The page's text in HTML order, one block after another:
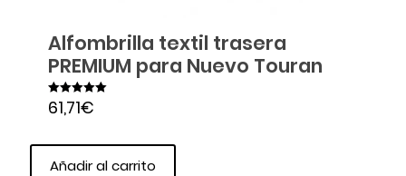
Alfombrilla textil trasera
PREMIUM para Nuevo Touran
Valorado en
5.00
61,71€
Añadir al carrito